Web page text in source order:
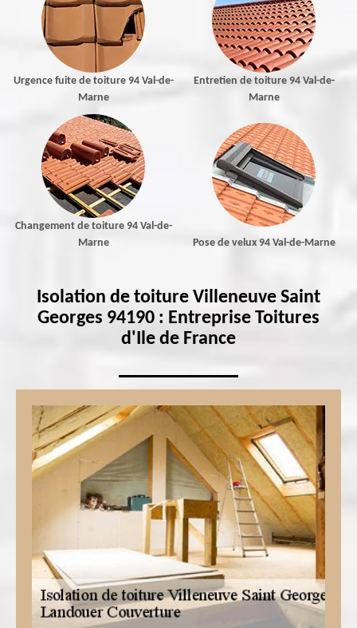
Urgence fuite de toiture 94 Val-de-
Marne
Entretien de toiture 94 Val-de-
Marne
Changement de toiture 94 Val-de-
Marne
Pose de velux 94 Val-de-Marne
Isolation de toiture Villeneuve Saint
Georges 94190 : Entreprise Toitures
d'Ile de France